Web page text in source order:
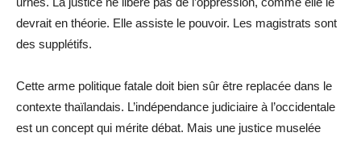
devrait en théorie. Elle assiste le pouvoir. Les magistrats sont
des supplétifs.
Cette arme politique fatale doit bien sûr être replacée dans le
contexte thaïlandais. L’indépendance judiciaire à l’occidentale
est un concept qui mérite débat. Mais une justice muselée